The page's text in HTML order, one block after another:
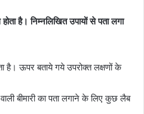
है। निम्नलिखित उपायों से पता लगा
है। ऊपर बताये गये उपरोक्त लक्षणों के
बीमारी का पता लगाने के लिए कुछ लैब